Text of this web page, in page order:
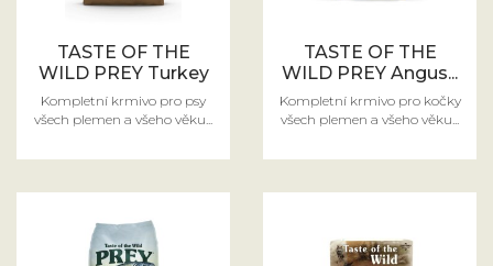
TASTE OF THE
WILD PREY Turkey
Kompletní krmivo pro psy
všech plemen a všeho věku...
TASTE OF THE
WILD PREY Angus...
Kompletní krmivo pro kočky
všech plemen a všeho věku...